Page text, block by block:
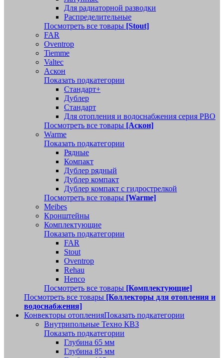
Для радиаторной разводки
Распределительные
Посмотреть все товары [Stout]
FAR
Oventrop
Tiemme
Valtec
Аскон
Показать подкатегории
Стандарт+
Дублер
Стандарт
Для отопления и водоснабжения серия РВО
Посмотреть все товары [Аскон]
Warme
Показать подкатегории
Рядные
Компакт
Дублер рядный
Дублер компакт
Дублер компакт с гидрострелкой
Посмотреть все товары [Warme]
Meibes
Кронштейны
Комплектующие
Показать подкатегории
FAR
Stout
Oventrop
Rehau
Henco
Посмотреть все товары [Комплектующие]
Посмотреть все товары [Коллекторы для отопления и
водоснабжения]
Конвекторы отопленияПоказать подкатегории
Внутрипольные Техно КВЗ
Показать подкатегории
Глубина 65 мм
Глубина 85 мм